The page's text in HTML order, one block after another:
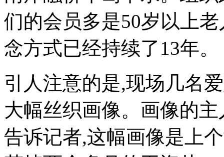
们的会员多是50岁以上
念方式已经持续了13年。
引人注意的是,现场几名
大幅丝织画像。画像的
告诉记者,这幅画像是上